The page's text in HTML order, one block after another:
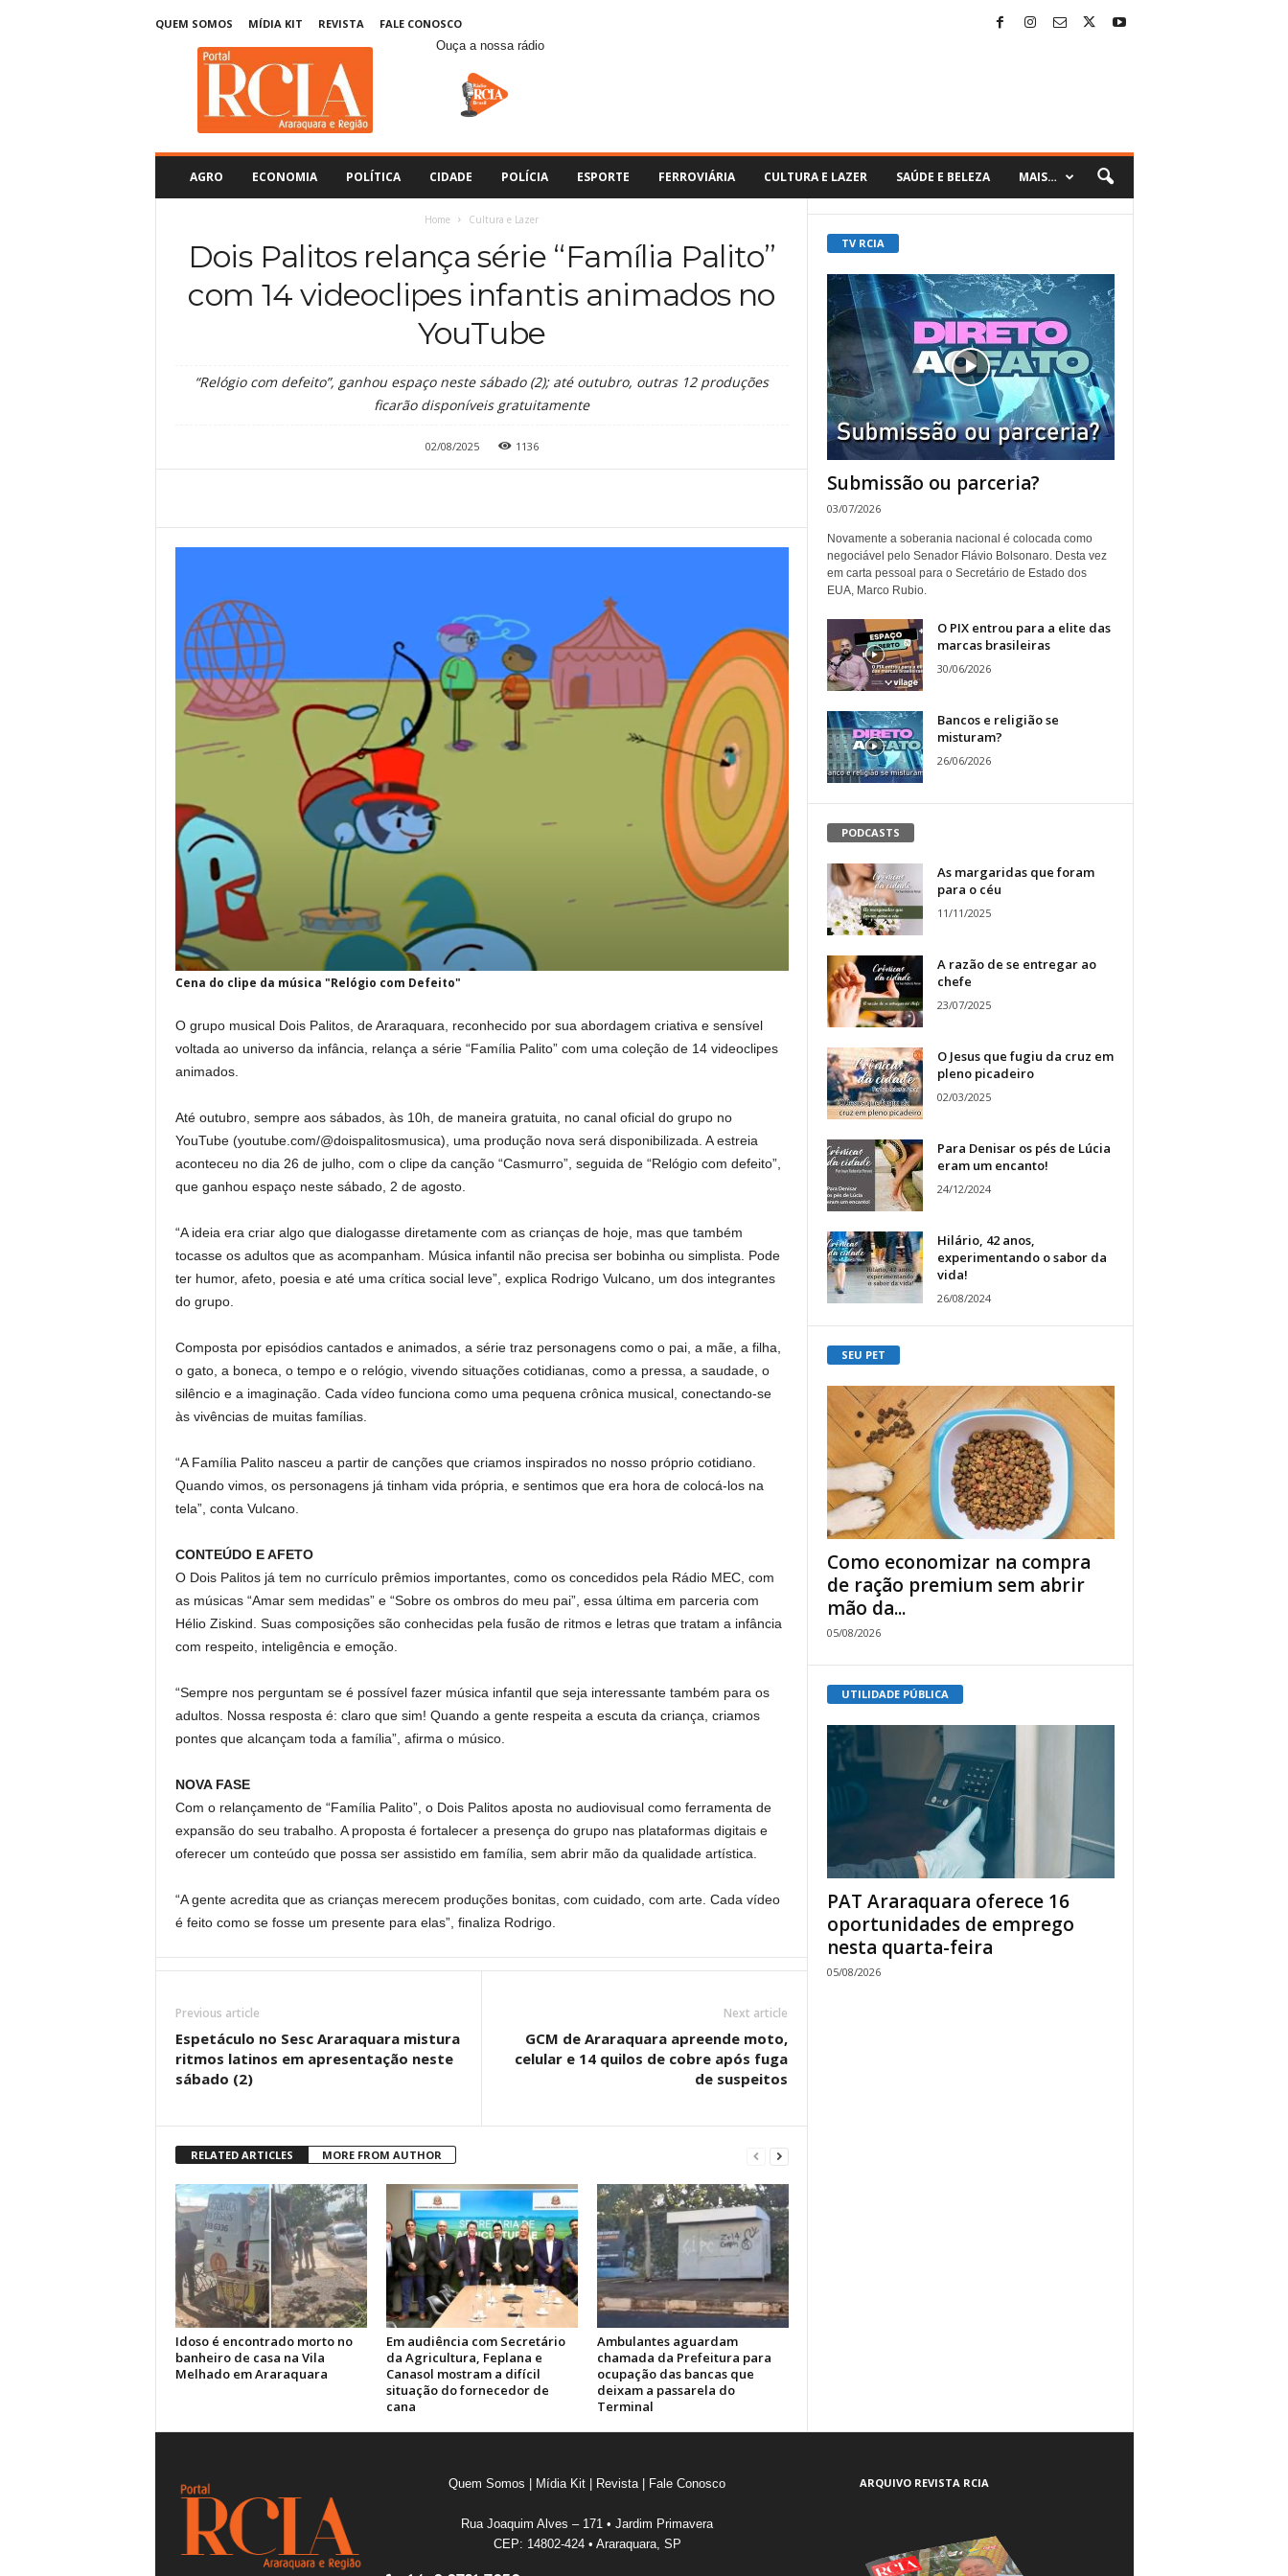
QUEM SOMOS MÍDIA KIT REVISTA
FALE CONOSCO
Ouça a nossa rádio
AGRO ECONOMIA POLÍTICA CIDADE POLÍCIA ESPORTE FERROVIÁRIA CULTURA E LAZER SAÚDE E BELEZA MAIS…
Home Cultura e Lazer
Dois Palitos relança série “Família Palito”
com 14 videoclipes infantis animados no
YouTube
“Relógio com defeito”, ganhou espaço neste sábado (2); até outubro, outras 12 produções
ficarão disponíveis gratuitamente
02/08/2025 1136
Cena do clipe da música "Relógio com Defeito"
O grupo musical Dois Palitos, de Araraquara, reconhecido por sua abordagem criativa e sensível
voltada ao universo da infância, relança a série “Família Palito” com uma coleção de 14 videoclipes
animados.
Até outubro, sempre aos sábados, às 10h, de maneira gratuita, no canal oficial do grupo no
YouTube (youtube.com/@doispalitosmusica), uma produção nova será disponibilizada. A estreia
aconteceu no dia 26 de julho, com o clipe da canção “Casmurro”, seguida de “Relógio com defeito”,
que ganhou espaço neste sábado, 2 de agosto.
“A ideia era criar algo que dialogasse diretamente com as crianças de hoje, mas que também
tocasse os adultos que as acompanham. Música infantil não precisa ser bobinha ou simplista. Pode
ter humor, afeto, poesia e até uma crítica social leve”, explica Rodrigo Vulcano, um dos integrantes
do grupo.
Composta por episódios cantados e animados, a série traz personagens como o pai, a mãe, a filha,
o gato, a boneca, o tempo e o relógio, vivendo situações cotidianas, como a pressa, a saudade, o
silêncio e a imaginação. Cada vídeo funciona como uma pequena crônica musical, conectando-se
às vivências de muitas famílias.
“A Família Palito nasceu a partir de canções que criamos inspirados no nosso próprio cotidiano.
Quando vimos, os personagens já tinham vida própria, e sentimos que era hora de colocá-los na
tela”, conta Vulcano.
CONTEÚDO E AFETO
O Dois Palitos já tem no currículo prêmios importantes, como os concedidos pela Rádio MEC, com
as músicas “Amar sem medidas” e “Sobre os ombros do meu pai”, essa última em parceria com
Hélio Ziskind. Suas composições são conhecidas pela fusão de ritmos e letras que tratam a infância
com respeito, inteligência e emoção.
“Sempre nos perguntam se é possível fazer música infantil que seja interessante também para os
adultos. Nossa resposta é: claro que sim! Quando a gente respeita a escuta da criança, criamos
pontes que alcançam toda a família”, afirma o músico.
NOVA FASE
Com o relançamento de “Família Palito”, o Dois Palitos aposta no audiovisual como ferramenta de
expansão do seu trabalho. A proposta é fortalecer a presença do grupo nas plataformas digitais e
oferecer um conteúdo que possa ser assistido em família, sem abrir mão da qualidade artística.
“A gente acredita que as crianças merecem produções bonitas, com cuidado, com arte. Cada vídeo
é feito como se fosse um presente para elas”, finaliza Rodrigo.
Previous article
Espetáculo no Sesc Araraquara mistura
ritmos latinos em apresentação neste
sábado (2)
Next article
GCM de Araraquara apreende moto,
celular e 14 quilos de cobre após fuga
de suspeitos
RELATED ARTICLES MORE FROM AUTHOR
Idoso é encontrado morto no
banheiro de casa na Vila
Melhado em Araraquara
Em audiência com Secretário
da Agricultura, Feplana e
Canasol mostram a difícil
situação do fornecedor de
cana
Ambulantes aguardam
chamada da Prefeitura para
ocupação das bancas que
deixam a passarela do
Terminal
TV RCIA
Submissão ou parceria?
03/07/2026
Novamente a soberania nacional é colocada como
negociável pelo Senador Flávio Bolsonaro. Desta vez
em carta pessoal para o Secretário de Estado dos
EUA, Marco Rubio.
O PIX entrou para a elite das
marcas brasileiras
30/06/2026
Bancos e religião se
misturam?
26/06/2026
PODCASTS
As margaridas que foram
para o céu
11/11/2025
A razão de se entregar ao
chefe
23/07/2025
O Jesus que fugiu da cruz em
pleno picadeiro
02/03/2025
Para Denisar os pés de Lúcia
eram um encanto!
24/12/2024
Hilário, 42 anos,
experimentando o sabor da
vida!
26/08/2024
SEU PET
Como economizar na compra
de ração premium sem abrir
mão da...
05/08/2026
UTILIDADE PÚBLICA
PAT Araraquara oferece 16
oportunidades de emprego
nesta quarta-feira
05/08/2026
Quem Somos Mídia Kit Revista| Fale Conosco
Rua Joaquim Alves – 171 • Jardim Primavera
CEP: 14802-424 • Araraquara, SP
ARQUIVO REVISTA RCIA